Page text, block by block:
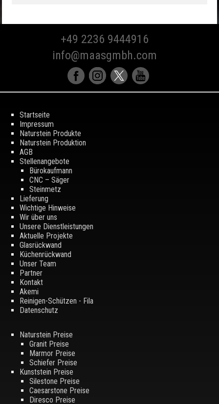
+49 2236 9444916
info@maasgmbh.com
Startseite
Impressum
Naturstein Produkte
Naturstein Produktion
AGB
Stellenangebote
Bürokaufmann
CNC – Säger
Steinmetz
Lieferung
Wichtige Hinweise
Wir über uns
Unsere Dienstleistungen
Aktuelle Projekte
Glasrückwand
Küchenrückwand
Unser Team
Partner
Kontakt
Akemi
Reinigen-Schützen - Fila
Datenschutz
Naturstein Preise
Granit Preise
Marmor Preise
Schiefer Preise
Kunststein Preise
Silestone Preise
Caesarstone Preise
Diresco Preise